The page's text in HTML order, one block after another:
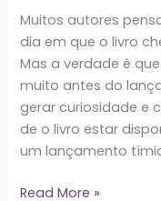
Muitos autores
dia em que o livro
Mas a verdade é
muito antes do
gerar curiosidade e
de o livro estar
um lançamento
precisa
saber
Read More »